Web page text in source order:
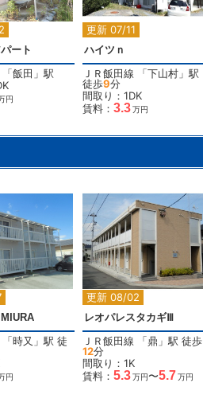
ート
「飯田 」駅
円
更新 07/11
ハイツｎ
ＪＲ飯田線 「下山村 」駅
徒歩9分
間取り：1DK
賃料： 3.3万円
2
「時又 」駅 徒
円
更新 08/02
レオパレスタカギⅢ
ＪＲ飯田線 「鼎 」駅 徒歩
12分
間取り：1K
賃料： 5.3万円〜5.7万円